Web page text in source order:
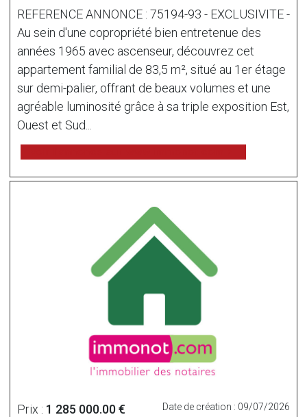
REFERENCE ANNONCE : 75194-93 - EXCLUSIVITE -
Au sein d'une copropriété bien entretenue des
années 1965 avec ascenseur, découvrez cet
appartement familial de 83,5 m², situé au 1er étage
sur demi-palier, offrant de beaux volumes et une
agréable luminosité grâce à sa triple exposition Est,
Ouest et Sud...
Prix : 1 285 000.00 € Date de création : 09/07/2026